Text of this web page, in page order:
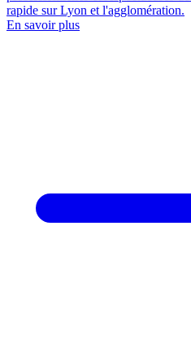
rapide sur Lyon et l'agglomération.
En savoir plus